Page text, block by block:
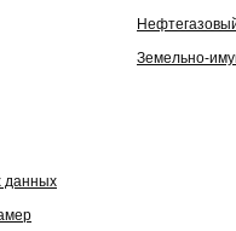
данных
Земельно-